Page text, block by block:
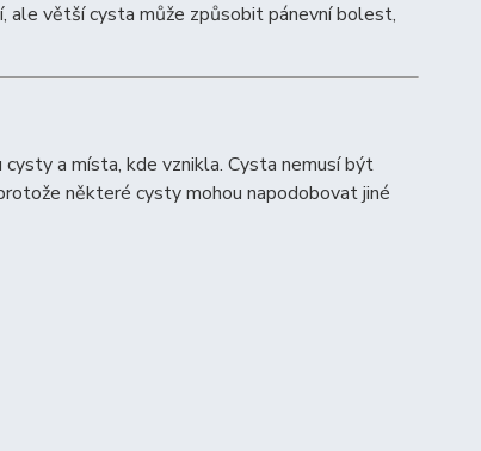
ale větší cysta může způsobit pánevní bolest,
a místa, kde vznikla. Cysta nemusí být
některé cysty mohou napodobovat jiné